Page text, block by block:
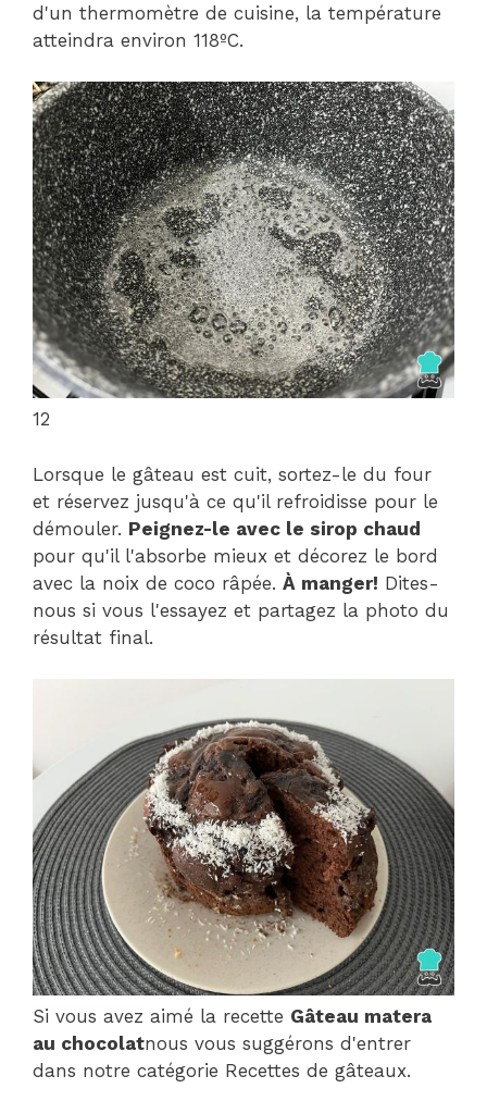
d'un thermomètre de cuisine, la température
atteindra environ 118ºC.
12
Lorsque le gâteau est cuit, sortez-le du four
et réservez jusqu'à ce qu'il refroidisse pour le
démouler. Peignez-le avec le sirop chaud
pour qu'il l'absorbe mieux et décorez le bord
avec la noix de coco râpée. À manger! Dites-
nous si vous l'essayez et partagez la photo du
résultat final.
Si vous avez aimé la recette Gâteau matera
au chocolatnous vous suggérons d'entrer
dans notre catégorie Recettes de gâteaux.